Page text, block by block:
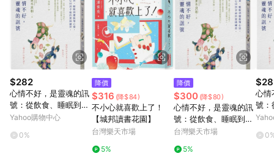
數回饋或點數回饋有爭議，親子天下Shopping保有更改條款與最
終解釋權，活動詳情以親子天下Shopping網站公告為準。
$282
心情不好，是靈魂的訊
號：從飲食、睡眠到擺
脫壞心情，讓身心回到
近全新]
Yahoo購物中心
0%
降價
$316 (降$84)
不小心就喜歡上了！
【城邦讀書花園】
台灣樂天市場
5%
降價
$300 (降$80)
心情不好，是靈魂的訊
號：從飲食、睡眠到擺
脫壞心情，讓身心回到
讀書花園】
台灣樂天市場
5%
心情
號：
脫壞
近全